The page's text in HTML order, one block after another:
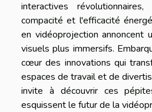
interactives
compacité et l'efficacité
en vidéoprojection annoncent
visuels plus immersifs.
cœur des innovations qui
espaces de travail et de
invite à découvrir ces
esquissent le futur de la